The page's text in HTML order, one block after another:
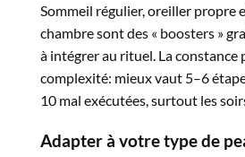
Sommeil régulier, oreiller propre
chambre sont des « boosters »
à intégrer au rituel. La constance
complexité: mieux vaut 5–6
10 mal exécutées, surtout les
Adapter à votre type de